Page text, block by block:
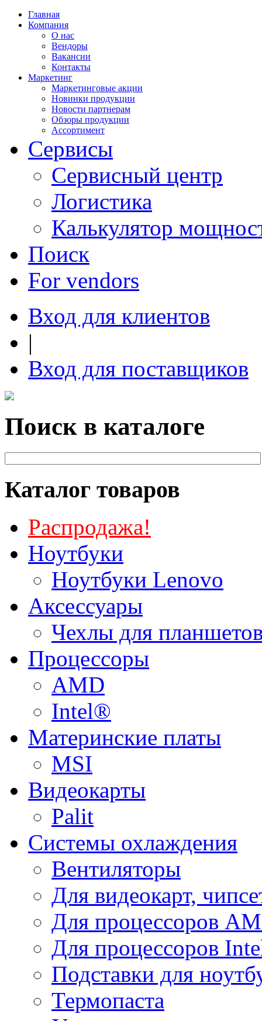
Главная
Компания
О нас
Вендоры
Вакансии
Контакты
Маркетинг
Маркетинговые акции
Новинки продукции
Новости партнерам
Обзоры продукции
Ассортимент
Сервисы
Сервисный центр
Логистика
Калькулятор
Поиск
For vendors
Вход для клиентов
|
Вход для поставщиков
Поиск в каталоге
Каталог товаров
Распродажа!
Ноутбуки
Ноутбуки Lenovo
Аксессуары
Чехлы для
Процессоры
AMD
Intel®
Материнские платы
MSI
Видеокарты
Palit
Системы охлаждения
Вентиляторы
Для видеокарт,
Для процессоров
Для процессоров
Подставки для
Термопаста